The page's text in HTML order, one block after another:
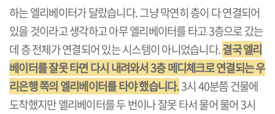
하는 엘리베이터가 달랐습니다. 그냥 막연히 층이 다 연결되어
있을 것이라고 생각하고 아무 엘리베이터를 타고 3층으로 갔는
데 층 전체가 연결되어 있는 시스템이 아니었습니다.결국 엘리
베이터를 잘못 타면 다시 내려와서 3층 메디체크로 연결되는 우
리은행 쪽의 엘리베이터를 타야 했습니다.3시 40분쯤 건물에
도착했지만 엘리베이터를 두 번이나 잘못 타서 물어 물어 3시